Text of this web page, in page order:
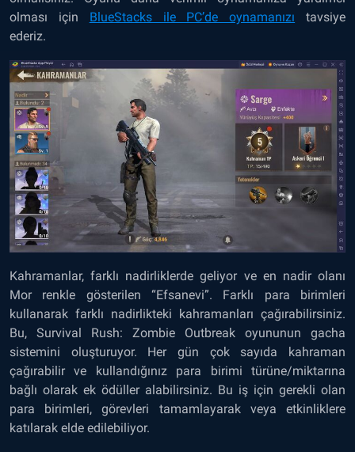
olması için BlueStacks ile PC’de oynamanızı
tavsiye
ederiz.
Kahramanlar, farklı nadirliklerde geliyor ve en nadir olanı
Mor renkle gösterilen “Efsanevi”. Farklı para birimleri
kullanarak farklı nadirlikteki kahramanları çağırabilirsiniz.
Bu, Survival Rush: Zombie Outbreak oyununun gacha
sistemini oluşturuyor. Her gün çok sayıda kahraman
çağırabilir ve kullandığınız para birimi türüne/miktarına
bağlı olarak ek ödüller alabilirsiniz. Bu iş için gerekli olan
para birimleri, görevleri tamamlayarak veya etkinliklere
katılarak elde edilebiliyor.